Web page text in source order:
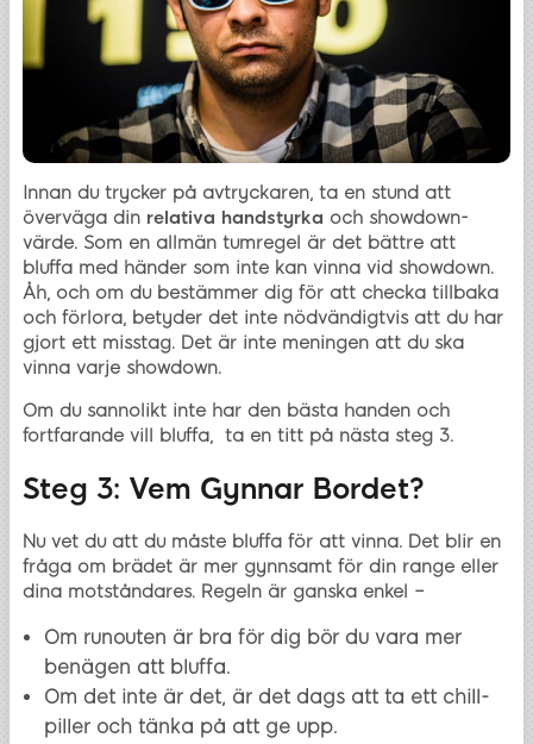
Innan du trycker på avtryckaren, ta en stund att
överväga din relativa handstyrka och showdown-
värde. Som en allmän tumregel är det bättre att
bluffa med händer som inte kan vinna vid showdown.
Åh, och om du bestämmer dig för att checka tillbaka
och förlora, betyder det inte nödvändigtvis att du har
gjort ett misstag. Det är inte meningen att du ska
vinna varje showdown.
Om du sannolikt inte har den bästa handen och
fortfarande vill bluffa, ta en titt på nästa steg 3.
Steg 3: Vem Gynnar Bordet?
Nu vet du att du måste bluffa för att vinna. Det blir en
fråga om brädet är mer gynnsamt för din range eller
dina motståndares. Regeln är ganska enkel –
Om runouten är bra för dig bör du vara mer
benägen att bluffa.
Om det inte är det, är det dags att ta ett chill-
piller och tänka på att ge upp.